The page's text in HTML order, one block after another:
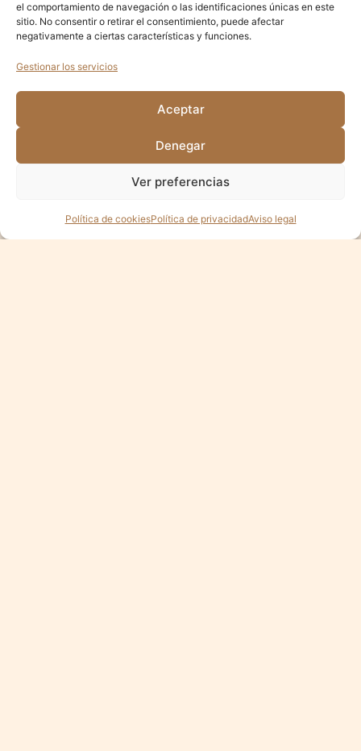
el comportamiento de navegación o las identificaciones únicas en este
sitio. No consentir o retirar el consentimiento, puede afectar
negativamente a ciertas características y funciones.
Gestionar los servicios
Aceptar
Denegar
Ver preferencias
Política de cookiesPolítica de privacidadAviso legal